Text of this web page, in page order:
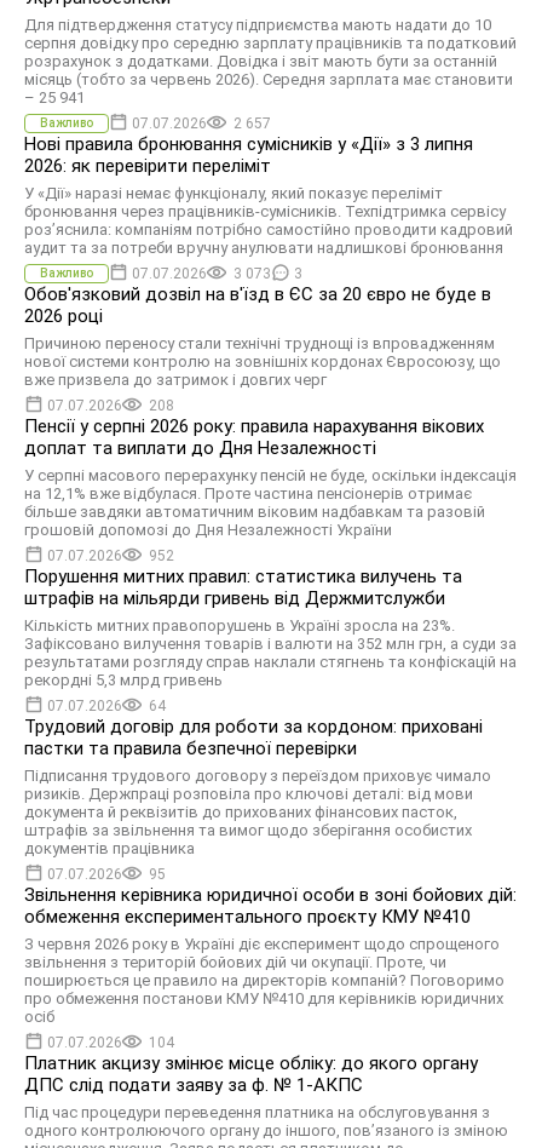
Для підтвердження статусу підприємства мають надати до 10
серпня довідку про середню зарплату працівників та податковий
розрахунок з додатками. Довідка і звіт мають бути за останній
місяць (тобто за червень 2026). Середня зарплата має становити
– 25 941
Важливо 07.07.2026 2 657
Нові правила бронювання сумісників у «Дії» з 3 липня
2026: як перевірити переліміт
У «Дії» наразі немає функціоналу, який показує переліміт
бронювання через працівників-сумісників. Техпідтримка сервісу
роз’яснила: компаніям потрібно самостійно проводити кадровий
аудит та за потреби вручну анулювати надлишкові бронювання
Важливо 07.07.2026 3 073 3
Обов'язковий дозвіл на в'їзд в ЄС за 20 євро не буде в
2026 році
Причиною переносу стали технічні труднощі із впровадженням
нової системи контролю на зовнішніх кордонах Євросоюзу, що
вже призвела до затримок і довгих черг
07.07.2026 208
Пенсії у серпні 2026 року: правила нарахування вікових
доплат та виплати до Дня Незалежності
У серпні масового перерахунку пенсій не буде, оскільки індексація
на 12,1% вже відбулася. Проте частина пенсіонерів отримає
більше завдяки автоматичним віковим надбавкам та разовій
грошовій допомозі до Дня Незалежності України
07.07.2026 952
Порушення митних правил: статистика вилучень та
штрафів на мільярди гривень від Держмитслужби
Кількість митних правопорушень в Україні зросла на 23%.
Зафіксовано вилучення товарів і валюти на 352 млн грн, а суди за
результатами розгляду справ наклали стягнень та конфіскацій на
рекордні 5,3 млрд гривень
07.07.2026 64
Трудовий договір для роботи за кордоном: приховані
пастки та правила безпечної перевірки
Підписання трудового договору з переїздом приховує чимало
ризиків. Держпраці розповіла про ключові деталі: від мови
документа й реквізитів до прихованих фінансових пасток,
штрафів за звільнення та вимог щодо зберігання особистих
документів працівника
07.07.2026 95
Звільнення керівника юридичної особи в зоні бойових дій:
обмеження експериментального проєкту КМУ №410
З червня 2026 року в Україні діє експеримент щодо спрощеного
звільнення з територій бойових дій чи окупації. Проте, чи
поширюється це правило на директорів компаній? Поговоримо
про обмеження постанови КМУ №410 для керівників юридичних
осіб
07.07.2026 104
Платник акцизу змінює місце обліку: до якого органу
ДПС слід подати заяву за ф. № 1-АКПС
Під час процедури переведення платника на обслуговування з
одного контролюючого органу до іншого, пов’язаного із зміною